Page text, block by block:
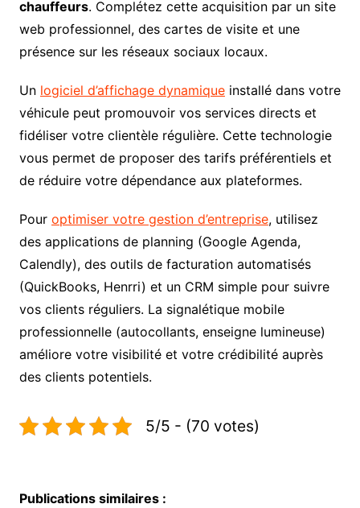
chauffeurs. Complétez cette acquisition par un site
web professionnel, des cartes de visite et une
présence sur les réseaux sociaux locaux.
Un logiciel d’affichage dynamiqueinstallé dans votre
véhicule peut promouvoir vos services directs et
fidéliser votre clientèle régulière. Cette technologie
vous permet de proposer des tarifs préférentiels et
de réduire votre dépendance aux plateformes.
Pour optimiser votre gestion d’entreprise, utilisez
des applications de planning (Google Agenda,
Calendly), des outils de facturation automatisés
(QuickBooks, Henrri) et un CRM simple pour suivre
vos clients réguliers. La signalétique mobile
professionnelle (autocollants, enseigne lumineuse)
améliore votre visibilité et votre crédibilité auprès
des clients potentiels.
5/5 - (70 votes)
Publications similaires :